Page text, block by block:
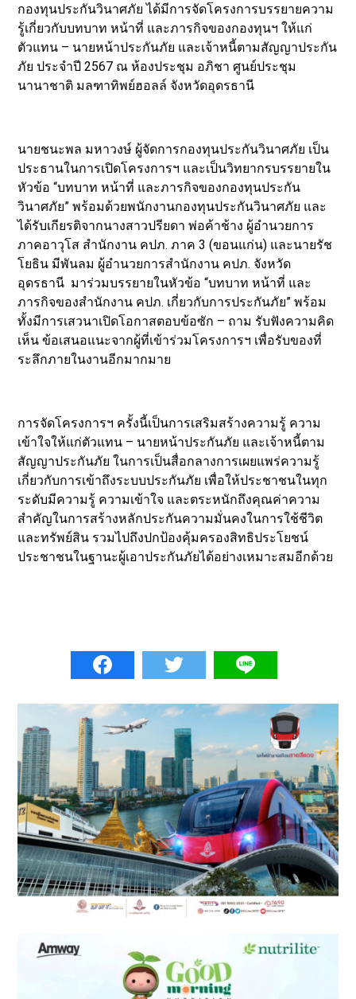
กองทุนประกันวินาศภัย ได้มีการจัดโครงการบรรยายความ
รู้เกี่ยวกับบทบาท หน้าที่ และภารกิจของกองทุนฯ ให้แก่
ตัวแทน – นายหน้าประกันภัย และเจ้าหนี้ตามสัญญาประกัน
ภัย ประจำปี 2567 ณ ห้องประชุม อภิชา ศูนย์ประชุม
นานาชาติ มลฑาทิพย์ฮอลล์ จังหวัดอุดรธานี
นายชนะพล มหาวงษ์ ผู้จัดการกองทุนประกันวินาศภัย เป็น
ประธานในการเปิดโครงการฯ และเป็นวิทยากรบรรยายใน
หัวข้อ “บทบาท หน้าที่ และภารกิจของกองทุนประกัน
วินาศภัย” พร้อมด้วยพนักงานกองทุนประกันวินาศภัย และ
ได้รับเกียรติจากนางสาวปรียดา พ่อค้าช้าง ผู้อำนวยการ
ภาคอาวุโส สำนักงาน คปภ. ภาค 3 (ขอนแก่น) และนายรัช
โยธิน มีพันลม ผู้อำนวยการสำนักงาน คปภ. จังหวัด
อุดรธานี มาร่วมบรรยายในหัวข้อ “บทบาท หน้าที่ และ
ภารกิจของสำนักงาน คปภ. เกี่ยวกับการประกันภัย” พร้อม
ทั้งมีการเสวนาเปิดโอกาสตอบข้อซัก – ถาม รับฟังความคิด
เห็น ข้อเสนอแนะจากผู้ที่เข้าร่วมโครงการฯ เพื่อรับของที่
ระลึกภายในงานอีกมากมาย
การจัดโครงการฯ ครั้งนี้เป็นการเสริมสร้างความรู้ ความ
เข้าใจให้แก่ตัวแทน – นายหน้าประกันภัย และเจ้าหนี้ตาม
สัญญาประกันภัย ในการเป็นสื่อกลางการเผยแพร่ความรู้
เกี่ยวกับการเข้าถึงระบบประกันภัย เพื่อให้ประชาชนในทุก
ระดับมีความรู้ ความเข้าใจ และตระหนักถึงคุณค่าความ
สำคัญในการสร้างหลักประกันความมั่นคงในการใช้ชีวิต
และทรัพย์สิน รวมไปถึงปกป้องคุ้มครองสิทธิประโยชน์
ประชาชนในฐานะผู้เอาประกันภัยได้อย่างเหมาะสมอีกด้วย